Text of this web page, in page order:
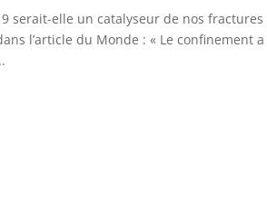
serait-elle un catalyseur de nos
l’article du Monde : « Le